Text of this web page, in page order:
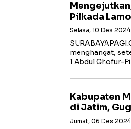
Pilkada
Selasa, 10 Des 2024
menghangat,
1 Abdul Ghofur-
Kabupaten
di Jatim,
Jumat, 06 Des 2024